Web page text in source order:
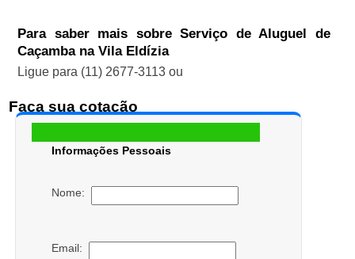
Para saber mais sobre Serviço de Aluguel de
Caçamba na Vila Eldízia
Ligue para (11) 2677-3113ou
Faça sua cotação
Informações Pessoais
Nome:
Email: